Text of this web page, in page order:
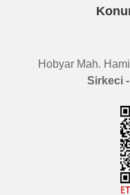
Hobyar Mah.
Sirkeci